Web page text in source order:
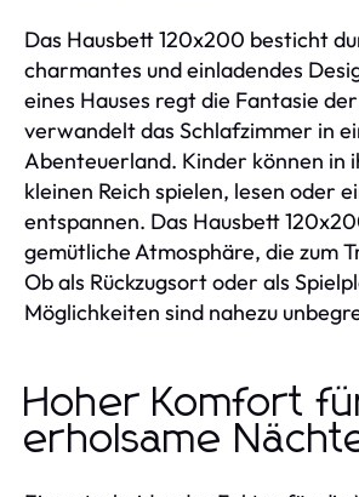
Das Hausbett 120x200 besticht
charmantes und einladendes
eines Hauses regt die Fantasie
verwandelt das Schlafzimmer in
Abenteuerland. Kinder können in
kleinen Reich spielen, lesen oder
entspannen. Das Hausbett
gemütliche Atmosphäre, die zum
Ob als Rückzugsort oder als
Möglichkeiten sind nahezu
Hoher Komfort
erholsame